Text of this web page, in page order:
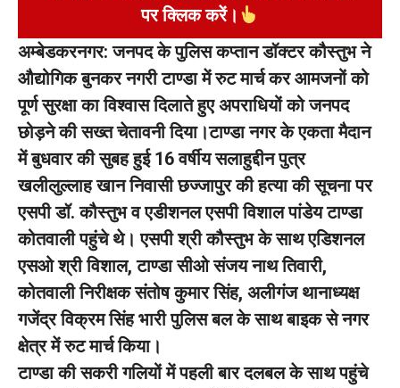
पर क्लिक करें।
अम्बेडकरनगर: जनपद के पुलिस कप्तान डॉक्टर कौस्तुभ ने
औद्योगिक बुनकर नगरी टाण्डा में रुट मार्च कर आमजनों को
पूर्ण सुरक्षा का विश्वास दिलाते हुए अपराधियों को जनपद
छोड़ने की सख्त चेतावनी दिया।टाण्डा नगर के एकता मैदान
में बुधवार की सुबह हुई 16 वर्षीय सलाहुद्दीन पुत्र
खलीलुल्लाह खान निवासी छज्जापुर की हत्या की सूचना पर
एसपी डॉ. कौस्तुभ व एडीशनल एसपी विशाल पांडेय टाण्डा
कोतवाली पहुंचे थे। एसपी श्री कौस्तुभ के साथ एडिशनल
एसओ श्री विशाल, टाण्डा सीओ संजय नाथ तिवारी,
कोतवाली निरीक्षक संतोष कुमार सिंह, अलीगंज थानाध्यक्ष
गजेंद्र विक्रम सिंह भारी पुलिस बल के साथ बाइक से नगर
क्षेत्र में रुट मार्च किया।
टाण्डा की सकरी गलियों में पहली बार दलबल के साथ पहुंचे